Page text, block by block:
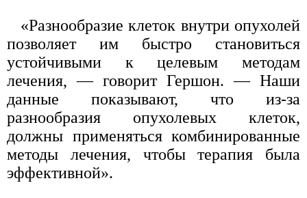
«Разнообразие клеток внутри опухолей
позволяет им быстро становиться
устойчивыми к целевым методам
лечения, — говорит Гершон. — Наши
данные показывают, что из-за
разнообразия опухолевых клеток,
должны применяться комбинированные
методы лечения, чтобы терапия была
эффективной».